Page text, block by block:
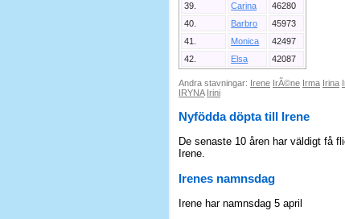
39.
Carina
46280
40.
Barbro
45973
41.
Monica
42497
42.
Elsa 42087
Andra stavningar: Irene IrÃ©ne Irma Irina
IRYNA Irini
Nyfödda döpta till Irene
De senaste 10 åren har väldigt få
Irene.
Irenes namnsdag
Irene har namnsdag 5 april